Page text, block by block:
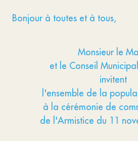
Bonjour à toutes et à tous,
Monsieur le
et le Conseil
invitent
l'ensemble de la
à la cérémonie de
de l'Armistice du 11